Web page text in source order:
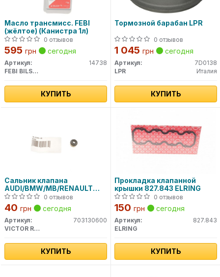
Масло трансмисс. FEBI
(жёлтое) (Канистра 1л)
0 отзывов
595 грн сегодня
Артикул:
14738
FEBI BILSTEIN
КУПИТЬ
Тормозной барабан LPR
0 отзывов
1 045 грн сегодня
Артикул:
7D0138
LPR
Италия
КУПИТЬ
Сальник клапана
AUDI/BMW/MB/RENAULT
/VW 70-31306-00 VICTOR
REINZ
0 отзывов
40 грн сегодня
Артикул:
703130600
VICTOR REINZ
КУПИТЬ
Прокладка клапанной
крышки 827.843 ELRING
0 отзывов
150 грн сегодня
Артикул:
827.843
ELRING
КУПИТЬ